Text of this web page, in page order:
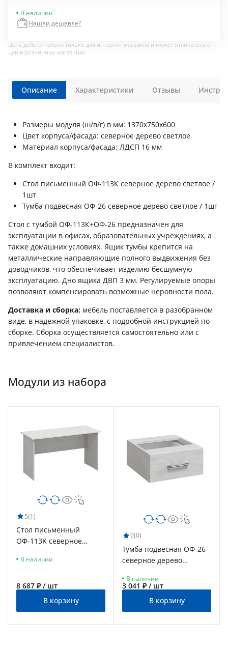
В наличии
Нашли дешевле?
Цена действительна только для интернет магазина и может отличаться от
цен в розничных магазинах
Описание
Размеры модуля (ш/в/г) в мм: 1370х750х600
Цвет корпуса/фасада: северное дерево светлое
Материал корпуса/фасада: ЛДСП 16 мм
В комплект входит:
Стол письменный ОФ-113К северное дерево светлое /
1шт
Тумба подвесная ОФ-26 северное дерево светлое / 1шт
Стол с тумбой ОФ-113К+ОФ-26 предназначен для
эксплуатации в офисах, образовательных учреждениях, а
также домашних условиях. Ящик тумбы крепится на
металлические направляющие полного выдвижения без
доводчиков, что обеспечивает изделию бесшумную
эксплуатацию. Дно ящика ДВП 3 мм. Регулируемые опоры
позволяют компенсировать возможные неровности пола.
Доставка и сборка: мебель поставляется в разобранном
виде, в надежной упаковке, с подробной инструкцией по
сборке. Сборка осуществляется самостоятельно или с
привлечением специалистов.
Характеристики Отзывы
Модули из набора
5(1)
Стол письменный
ОФ-113K северное
В наличии
8 687 ₽ / шт
В корзину
0(0)
Тумба подвесная ОФ-26
северное дерево
В наличии
3 041 ₽ / шт
В корзину